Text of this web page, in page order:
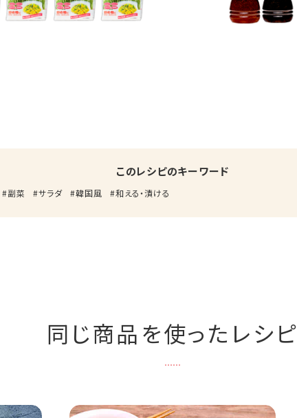
このレシピのキーワード
副菜 サラダ 韓国風 和える・漬ける
同じ商品を使ったレシピ